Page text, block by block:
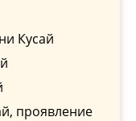
Кусай
проявление